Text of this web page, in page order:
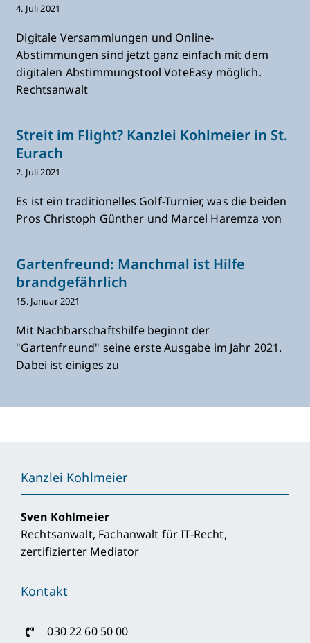
4. Juli 2021
Digitale Versammlungen und Online-
Abstimmungen sind jetzt ganz einfach mit dem
digitalen Abstimmungstool VoteEasy möglich.
Rechtsanwalt
Streit im Flight? Kanzlei Kohlmeier in St.
Eurach
2. Juli 2021
Es ist ein traditionelles Golf-Turnier, was die beiden
Pros Christoph Günther und Marcel Haremza von
Gartenfreund: Manchmal ist Hilfe
brandgefährlich
15. Januar 2021
Mit Nachbarschaftshilfe beginnt der
"Gartenfreund" seine erste Ausgabe im Jahr 2021.
Dabei ist einiges zu
Kanzlei Kohlmeier
Sven Kohlmeier
Rechtsanwalt, Fachanwalt für IT-Recht,
zertifizierter Mediator
Kontakt
030 22 60 50 00